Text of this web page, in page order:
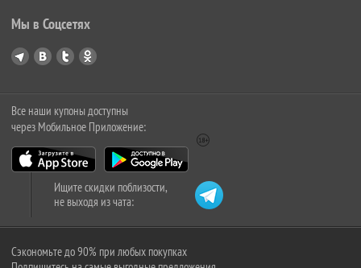
Мы в Соцсетях
Все наши купоны доступны
через Мобильное Приложение:
Ищите скидки поблизости,
не выходя из чата:
Сэкономьте до 90% при любых покупках